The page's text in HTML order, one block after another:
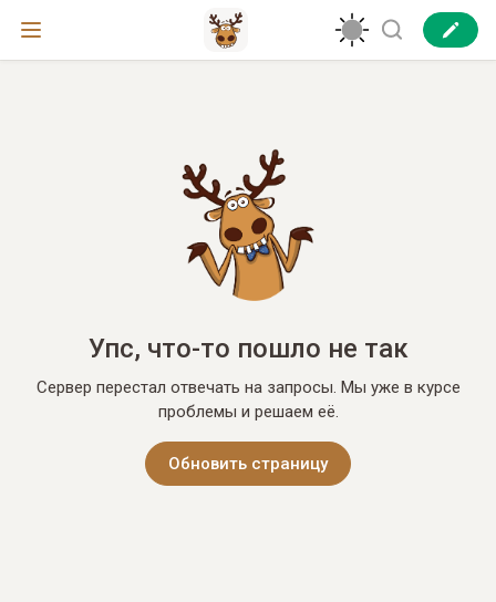
Упс, что-то пошло не так
Сервер перестал отвечать на запросы. Мы уже в курсе
проблемы и решаем её.
Обновить страницу